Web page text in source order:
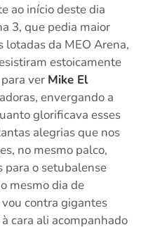
ao início deste dia
3, que pedia maior
lotadas da MEO Arena,
estoicamente
ver Mike El
envergando a
glorificava esses
alegrias que nos
no mesmo palco,
para o setubalense
mesmo dia de
contra gigantes
cara ali acompanhado